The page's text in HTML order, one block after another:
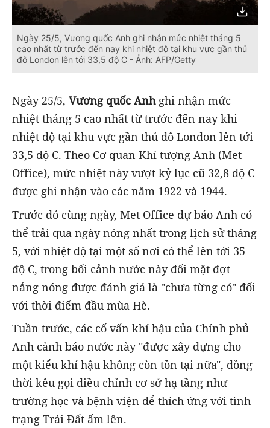
Ngày 25/5, Vương quốc Anh ghi nhận mức nhiệt tháng 5
cao nhất từ trước đến nay khi nhiệt độ tại khu vực gần thủ
đô London lên tới 33,5 độ C - Ảnh: AFP/Getty
Ngày 25/5, Vương quốc Anhghi nhận mức
nhiệt tháng 5 cao nhất từ trước đến nay khi
nhiệt độ tại khu vực gần thủ đô London lên tới
33,5 độ C. Theo Cơ quan Khí tượng Anh (Met
Office), mức nhiệt này vượt kỷ lục cũ 32,8 độ C
được ghi nhận vào các năm 1922 và 1944.
Trước đó cùng ngày, Met Office dự báo Anh có
thể trải qua ngày nóng nhất trong lịch sử tháng
5, với nhiệt độ tại một số nơi có thể lên tới 35
độ C, trong bối cảnh nước này đối mặt đợt
nắng nóng được đánh giá là "chưa từng có" đối
với thời điểm đầu mùa Hè.
Tuần trước, các cố vấn khí hậu của Chính phủ
Anh cảnh báo nước này "được xây dựng cho
một kiểu khí hậu không còn tồn tại nữa", đồng
thời kêu gọi điều chỉnh cơ sở hạ tầng như
trường học và bệnh viện để thích ứng với tình
trạng Trái Đất ấm lên.